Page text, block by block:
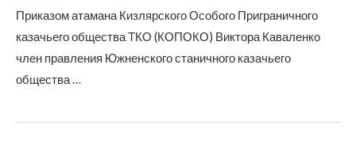
Приказом атамана Кизлярского Особого Приграничного
казачьего общества ТКО (КОПОКО) Виктора Каваленко
член правления Южненского станичного казачьего
общества …